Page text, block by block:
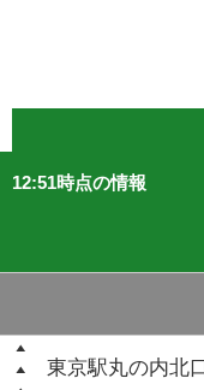
12:51時点の情報
東京駅丸の内北